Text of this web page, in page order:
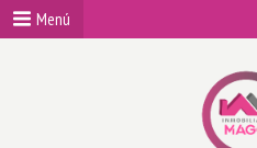
Menú